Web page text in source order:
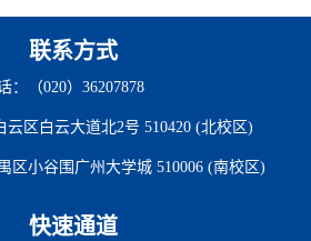
联系方式
：（020）36207878
区白云大道北2号 510420 (北校区)
谷围广州大学城 510006 (南校区)
快速通道